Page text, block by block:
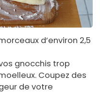
d’environ 2,5
gnocchis trop
Coupez des
de votre